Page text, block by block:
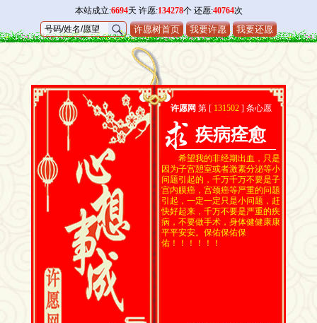
本站成立:6694天 许愿:134278个 还愿:40764次
许愿树首页 我要许愿 我要还愿
许愿网 第 [ 131502 ] 条心愿
疾病痊愈
希望我的非经期出血，只是
因为子宫憩室或者激素分泌等小
问题引起的，千万千万不要是子
宫内膜癌，宫颈癌等严重的问题
引起，一定一定只是小问题，赶
快好起来，千万不要是严重的疾
病，不要做手术，身体健健康康
平平安安。保佑保佑保
佑！！！！！！